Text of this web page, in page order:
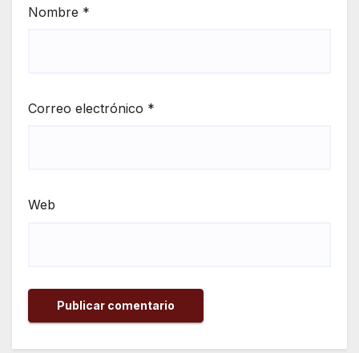
Nombre *
Correo electrónico *
Web